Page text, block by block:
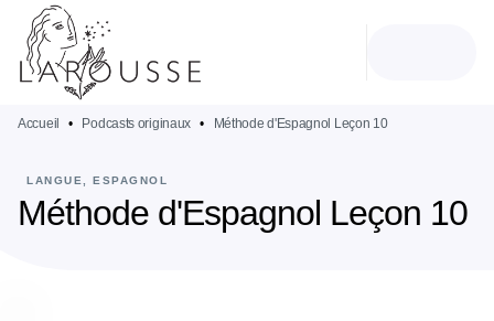
MENU
PIED DE PAGE
Accueil • Podcasts originaux • Méthode d'Espagnol Leçon 10
LANGUE, ESPAGNOL
Méthode d'Espagnol Leçon 10